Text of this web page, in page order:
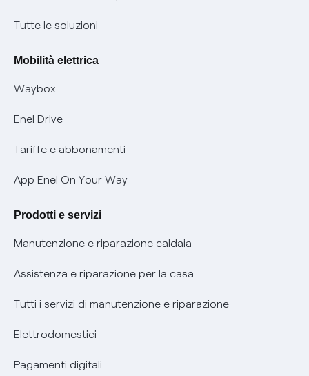
Condizioni generali di contratto prodotti e servizi
Informativa RAEE
Informativa Privacy AI
Nuove regole europee per la protezione dei dati
Offerte Placet non vulnerabili
Offerta Tutela Vulnerabilità Gas
Mobilità Elettrica
Phishing e truffe online
Verifica chi ti ha chiamato
Agevolazione utenti con disabilità per offerte Fibra
Informativa RAEE
Tutte le soluzioni
Mobilità elettrica
Waybox
Enel Drive
Tariffe e abbonamenti
App Enel On Your Way
Prodotti e servizi
Manutenzione e riparazione caldaia
Assistenza e riparazione per la casa
Tutti i servizi di manutenzione e riparazione
Elettrodomestici
Pagamenti digitali